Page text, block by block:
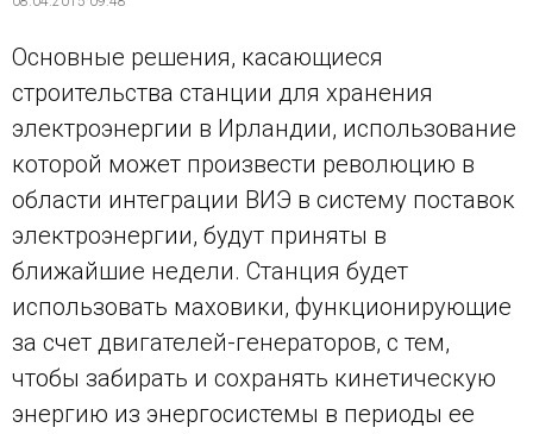
Основные решения, касающиеся
строительства станции для хранения
электроэнергии в Ирландии, использование
которой может произвести революцию в
области интеграции ВИЭ в систему поставок
электроэнергии, будут приняты в
ближайшие недели. Станция будет
использовать маховики, функционирующие
за счет двигателей-генераторов, с тем,
чтобы забирать и сохранять кинетическую
энергию из энергосистемы в периоды ее